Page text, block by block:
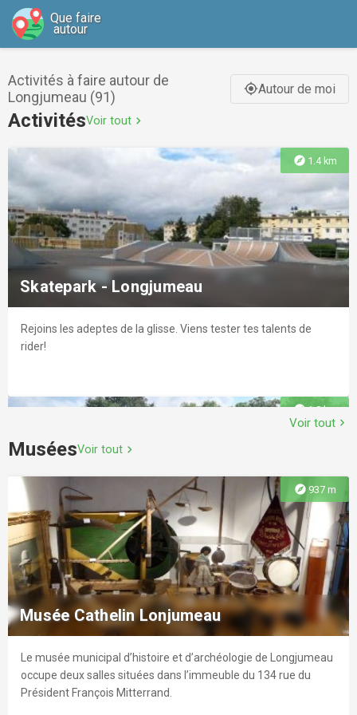
Que faire
autour
Activités à faire autour de
Longjumeau (91)
gps_fixedAutour de moi
ActivitésVoir tout chevron_right
explore 1.4 km
Skatepark - Longjumeau
Rejoins les adeptes de la glisse. Viens tester tes talents de
rider!
explore1.8 km
Pumptrack - Chilly-Mazarin
Au cœur du parc des Champs Foux, cette piste de pumptrack
vous attend pour vos exploit en VTT ou BMX!
explore1.9 km
Voir tout chevron_right
MuséesVoir tout chevron_right
explore 937 m
Musée Cathelin Lonjumeau
Le musée municipal d’histoire et d’archéologie de Longjumeau
occupe deux salles situées dans l’immeuble du 134 rue du
Président François Mitterrand.